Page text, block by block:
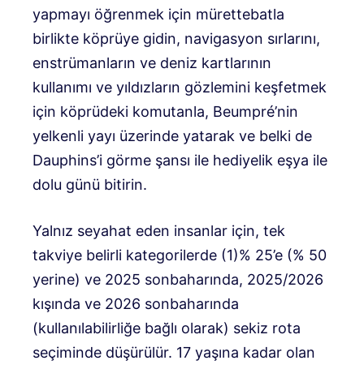
yapmayı öğrenmek için mürettebatla
birlikte köprüye gidin, navigasyon sırlarını,
enstrümanların ve deniz kartlarının
kullanımı ve yıldızların gözlemini keşfetmek
için köprüdeki komutanla, Beumpré’nin
yelkenli yayı üzerinde yatarak ve belki de
Dauphins’i görme şansı ile hediyelik eşya ile
dolu günü bitirin.
Yalnız seyahat eden insanlar için, tek
takviye belirli kategorilerde (1)% 25’e (% 50
yerine) ve 2025 sonbaharında, 2025/2026
kışında ve 2026 sonbaharında
(kullanılabilirliğe bağlı olarak) sekiz rota
seçiminde düşürülür. 17 yaşına kadar olan